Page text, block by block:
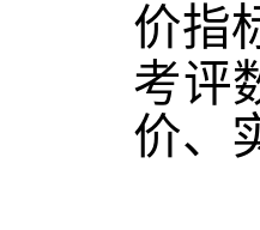
价指
考评
价、